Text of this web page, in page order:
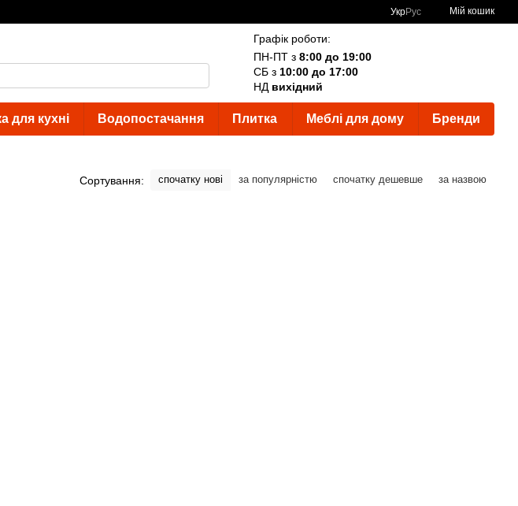
УкрРус Мій кошик
Графік роботи:
ПН-ПТ з 8:00 до 19:00
СБ з 10:00 до 17:00
НД вихідний
для кухні Водопостачання Плитка Меблі для дому Бренди
Сортування: спочатку нові за популярністю спочатку дешевше за назвою